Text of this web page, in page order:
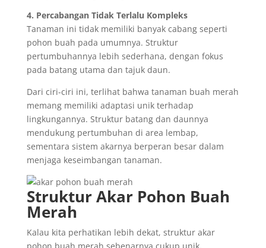
4. Percabangan Tidak Terlalu Kompleks
Tanaman ini tidak memiliki banyak cabang seperti
pohon buah pada umumnya. Struktur
pertumbuhannya lebih sederhana, dengan fokus
pada batang utama dan tajuk daun.
Dari ciri-ciri ini, terlihat bahwa tanaman buah merah
memang memiliki adaptasi unik terhadap
lingkungannya. Struktur batang dan daunnya
mendukung pertumbuhan di area lembap,
sementara sistem akarnya berperan besar dalam
menjaga keseimbangan tanaman.
Struktur Akar Pohon Buah
Merah
Kalau kita perhatikan lebih dekat, struktur akar